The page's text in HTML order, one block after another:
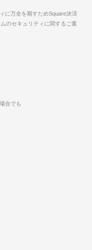
に万全を期すためSquare決済
のセキュリティに関するご案
合でも